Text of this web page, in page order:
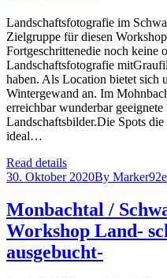
Landschaftsfotografie im
Zielgruppe für diesen
Fortgeschrittenedie noch keine
Landschaftsfotografie
haben. Als Location bietet sich
Wintergewand an. Im
erreichbar wunderbar
Landschaftsbilder.Die Spots
ideal…
Read details
30. Oktober 2020By Marker92e
Monbachtal /
Workshop Land-
ausgebucht-